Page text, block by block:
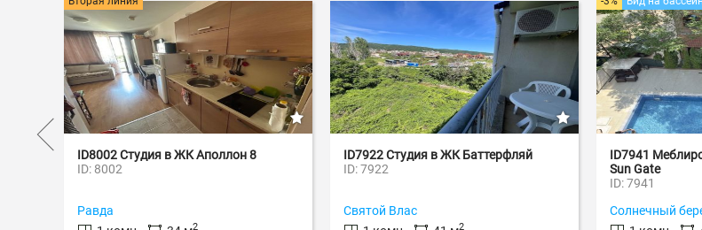
в ЖК Аполлон 8
ID7922 Студия в ЖК Баттерфляй
ID7941 Меблированная студия в ЖК